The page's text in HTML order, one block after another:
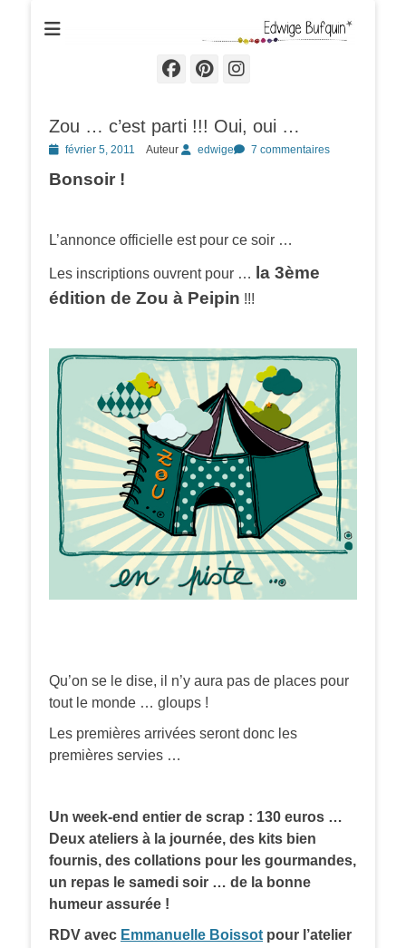
Edwige Bufquin
Facebook
Pinterest
Instagram
Zou … c’est parti !!! Oui, oui …
Postedfévrier 5, 2011 Auteur edwige 7 commentaires
Bonsoir !
L’annonce officielle est pour ce soir …
Les inscriptions ouvrent pour …
la 3ème
édition de Zou à Peipin !!!
Qu’on se le dise, il n’y aura pas de places pour
tout le monde … gloups !
Les premières arrivées seront donc les
premières servies …
Un week-end entier de scrap : 130 euros …
Deux ateliers à la journée, des kits bien
fournis, des collations pour les gourmandes,
un repas le samedi soir … de la bonne
humeur assurée !
RDV avec Emmanuelle Boissot pour l’atelier